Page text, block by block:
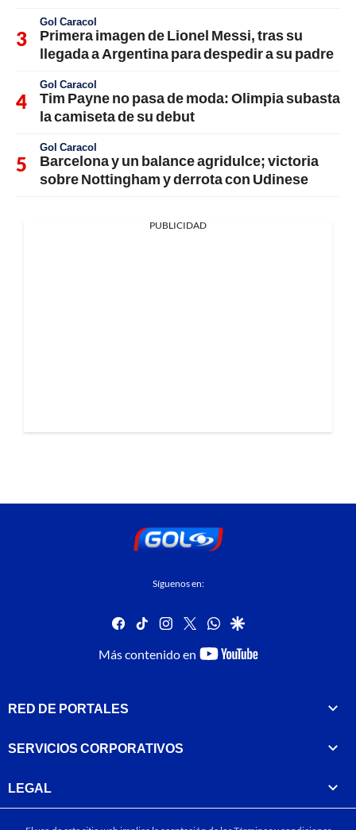
Gol Caracol
Primera imagen de Lionel Messi, tras su
llegada a Argentina para despedir a su padre
Gol Caracol
Tim Payne no pasa de moda: Olimpia subasta
la camiseta de su debut
Gol Caracol
Barcelona y un balance agridulce; victoria
sobre Nottingham y derrota con Udinese
PUBLICIDAD
Síguenos en:
facebook
tiktok instagram
twitterwhatsapp
google
Más contenido en
youtube-
RED DE PORTALES
SERVICIOS CORPORATIVOS
LEGAL